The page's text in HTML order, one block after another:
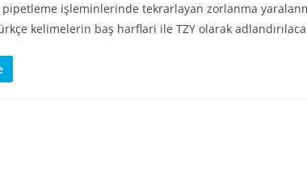
işleminlerinde tekrarlayan zorlanma
kelimelerin baş harflari ile TZY olarak